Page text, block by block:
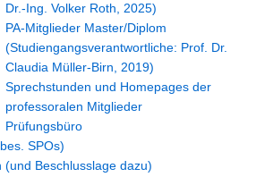
Dr.-Ing. Volker Roth, 2025)
PA-Mitglieder Master/Diplom
(Studiengangsverantwortliche: Prof. Dr.
Claudia Müller-Birn, 2019)
Sprechstunden und Homepages der
professoralen Mitglieder
Prüfungsbüro
SPOs)
(und Beschlusslage dazu)